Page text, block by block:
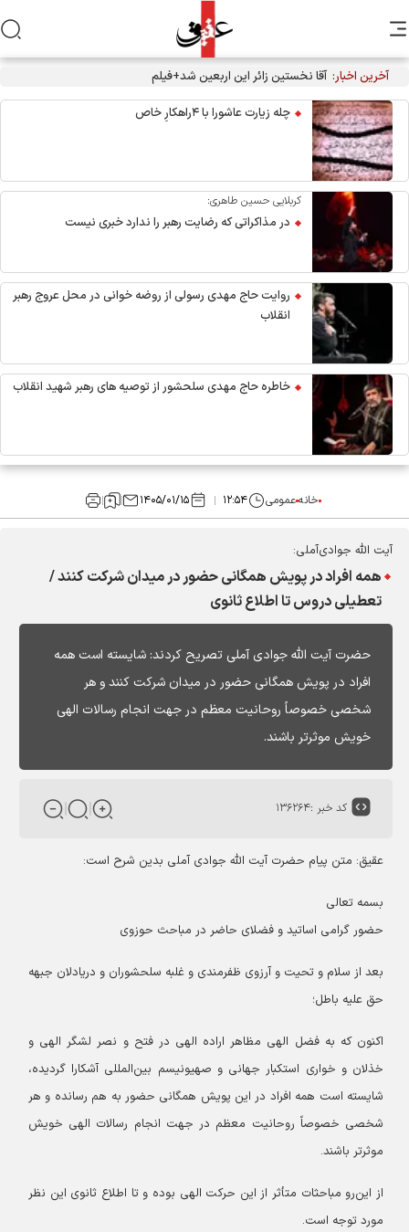
آخرین اخبار: آقا نخستین زائر این اربعین شد+فیلم
چله زیارت عاشورا با ۴راهکارِ خاص
کربلایی حسین طاهری:
در مذاکراتی که رضایت رهبر را ندارد خبری نیست
روایت حاج مهدی رسولی از روضه خوانی در محل عروج رهبر
انقلاب
خاطره حاج مهدی سلحشور از توصیه های رهبر شهید انقلاب
خانهعمومی ۱۲:۵۴ ۱۴۰۵/۰۱/۱۵
آیت الله جوادی‌آملی:
همه افراد در پویش همگانی‌ حضور در میدان شرکت کنند /
تعطیلی دروس تا اطلاع ثانوی
حضرت آیت الله جوادی آملی تصریح کردند: شایسته است همه
افراد در پویش همگانی‌ حضور در میدان شرکت کنند و هر
شخصی خصوصاً روحانیت معظم در جهت انجام رسالات الهی
خویش موثرتر باشند.
کد خبر :۱۳۶۲۶۴
عقیق: متن پیام حضرت آیت الله جوادی آملی بدین شرح است:
بسمه‌ تعالی
حضور گرامی اساتید و فضلای حاضر در مباحث حوزوی
بعد از سلام و تحیت و آرزوی ظفرمندی و غلبه سلحشوران و دریادلان جبهه
حق علیه باطل؛
اکنون که به فضل الهی مظاهر اراده الهی در فتح و نصر لشگر الهی و
خذلان و خواری استکبار جهانی و صهیونیسم ‌بین‌المللی آشکارا گردیده،
شایسته است همه افراد در این پویش همگانی‌ حضور به هم رسانده و هر
شخصی خصوصاً روحانیت معظم در جهت انجام رسالات الهی خویش
موثرتر باشند.
از این‌رو مباحثات متأثر از این حرکت الهی بوده و تا اطلاع ثانوی این نظر
مورد توجه است.